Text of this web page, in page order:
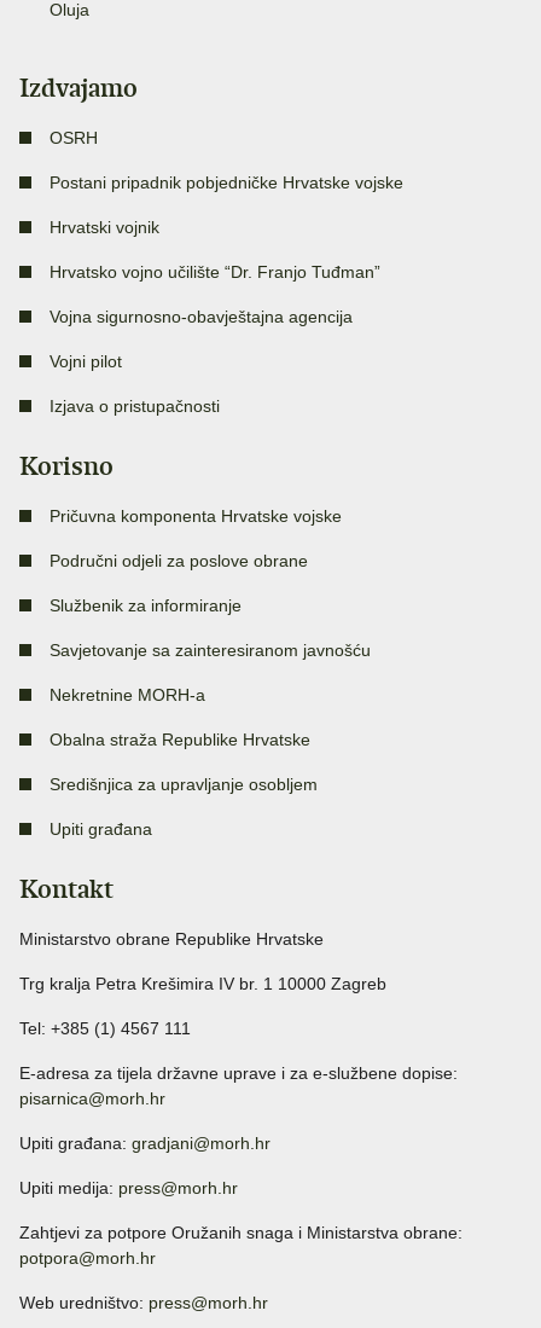
Oluja
Izdvajamo
OSRH
Postani pripadnik pobjedničke Hrvatske vojske
Hrvatski vojnik
Hrvatsko vojno učilište “Dr. Franjo Tuđman”
Vojna sigurnosno-obavještajna agencija
Vojni pilot
Izjava o pristupačnosti
Korisno
Pričuvna komponenta Hrvatske vojske
Područni odjeli za poslove obrane
Službenik za informiranje
Savjetovanje sa zainteresiranom javnošću
Nekretnine MORH-a
Obalna straža Republike Hrvatske
Središnjica za upravljanje osobljem
Upiti građana
Kontakt
Ministarstvo obrane Republike Hrvatske
Trg kralja Petra Krešimira IV br. 1 10000 Zagreb
Tel: +385 (1) 4567 111
E-adresa za tijela državne uprave i za e-službene dopise:
pisarnica@morh.hr
Upiti građana: gradjani@morh.hr
Upiti medija: press@morh.hr
Zahtjevi za potpore Oružanih snaga i Ministarstva obrane:
potpora@morh.hr
Web uredništvo: press@morh.hr